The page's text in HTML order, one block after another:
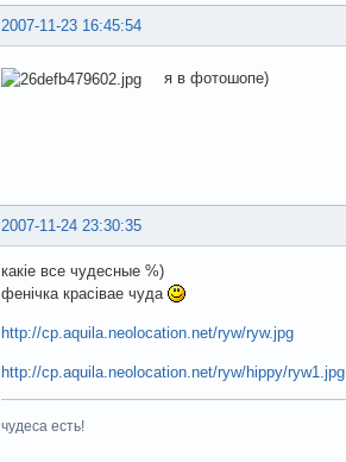
2007-11-23 16:45:54
я в фотошопе)
2007-11-24 23:30:35
какіе все чудесные %)
фенічка красівае чуда
http://cp.aquila.neolocation.net/ryw/ryw.jpg
http://cp.aquila.neolocation.net/ryw/hippy/ryw1.jpg
чудеса есть!